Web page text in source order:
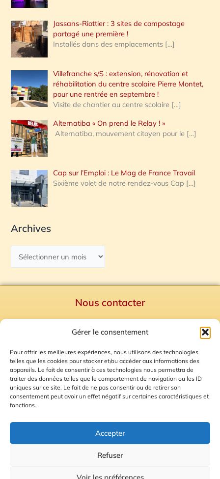
Gérer le consentement
Pour offrir les meilleures expériences, nous utilisons des technologies
telles que les cookies pour stocker et/ou accéder aux informations des
appareils. Le fait de consentir à ces technologies nous permettra de
traiter des données telles que le comportement de navigation ou les ID
uniques sur ce site. Le fait de ne pas consentir ou de retirer son
consentement peut avoir un effet négatif sur certaines caractéristiques et
fonctions.
Accepter
Refuser
Voir les préférences
Jassans-Riottier : 3 sites de compostage
partagé une première !
Installés dans des emplacements […]
Villefranche s/S : extension, rénovation et
réhabilitation du centre scolaire Pierre Montet,
pour une rentrée en septembre !
Visite de chantier au centre scolaire […]
Alternatiba « On prend le Relay ! »
Alternatiba, mouvement citoyen pour le […]
Cap sur l’Emploi : Le Mag de France Travail
Sixième volet de notre rendez-vous Cap […]
Archives
Nous contacter
Mentions Légales
Plan du site
Gestion des Cookies
© 2026 Radio Calade